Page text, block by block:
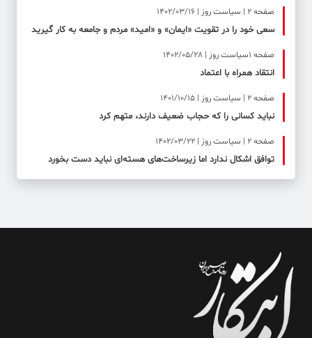
صفحه ۲ | سیاست روز | 1402/03/16
سعی خود را در تقویت «ایمان» و «امید» مردم و جامعه به کار گیرید
صفحه ۱سیاست روز | 1402/05/28
انتقاد همراه با اعتماد
صفحه ۲ | سیاست روز | 1401/10/15
نباید کسانی را که حجاب ضعیف دارند، متهم کرد
صفحه ۲ | سیاست روز | 1402/03/22
توافق اشکال ندارد اما زیرساخت‌های هسته‌ای نباید دست بخورد